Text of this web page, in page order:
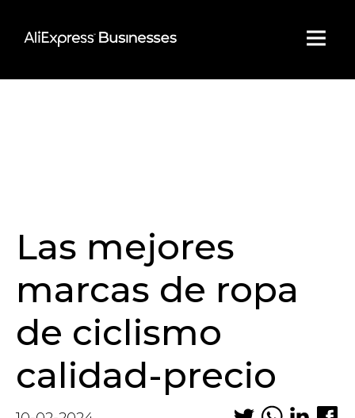
content
Las mejores
marcas de ropa
de ciclismo
calidad-precio